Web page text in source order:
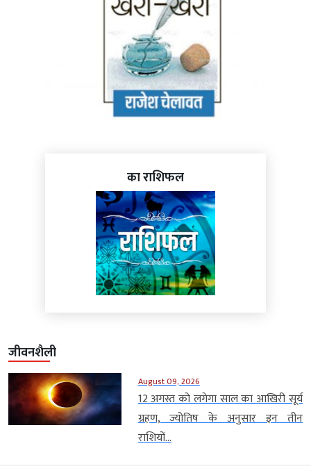
का राशिफल
जीवनशैली
August 09, 2026
12 अगस्त को लगेगा साल का आखिरी सूर्य
ग्रहण, ज्योतिष के अनुसार इन तीन
राशियों...